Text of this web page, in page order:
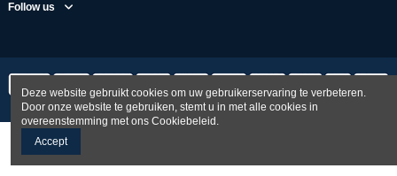
Follow us
Deze website gebruikt cookies om uw gebruikerservaring te verbeteren.
Door onze website te gebruiken, stemt u in met alle cookies in
overeenstemming met ons Cookiebeleid.
Accept